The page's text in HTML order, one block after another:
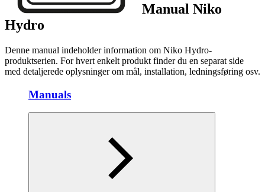
Manual Niko
Hydro
Denne manual indeholder information om Niko Hydro-
produktserien. For hvert enkelt produkt finder du en separat side
med detaljerede oplysninger om mål, installation, ledningsføring osv.
Manuals